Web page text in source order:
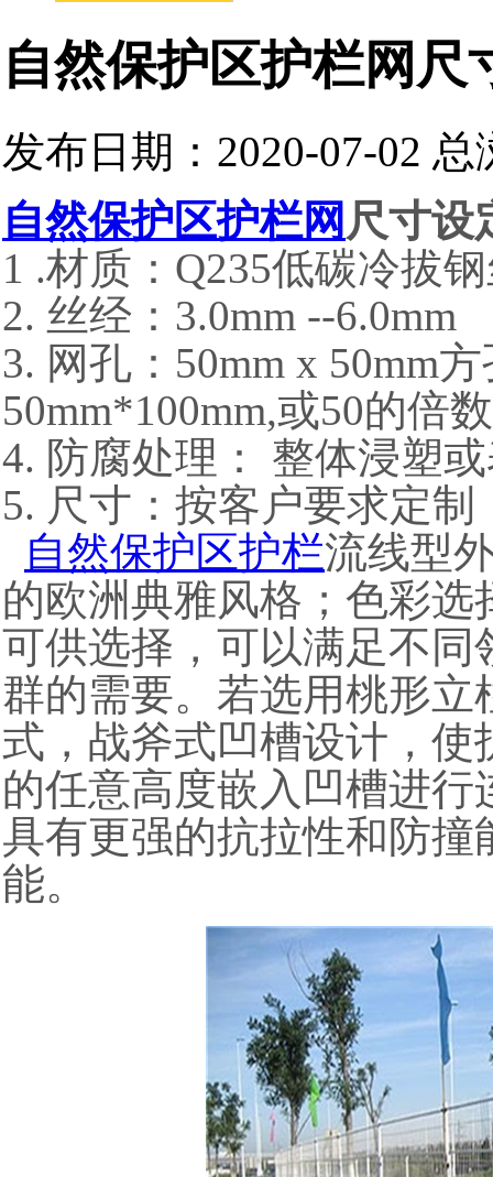
自然保护区护栏网尺
发布日期：2020-07-02 总
自然保护区护栏网 尺寸设
1 .材质：Q235低碳冷拔
2. 丝经：3.0mm --6.0mm
3. 网孔：50mm x 50mm
50mm*100mm,或50的倍
4. 防腐处理： 整体浸塑
5. 尺寸：按客户要求定
自然保护区护栏流线型
的欧洲典雅风格；色彩
可供选择，可以满足不
群的需要。若选用桃形
式，战斧式凹槽设计，
的任意高度嵌入凹槽进
具有更强的抗拉性和防
能。